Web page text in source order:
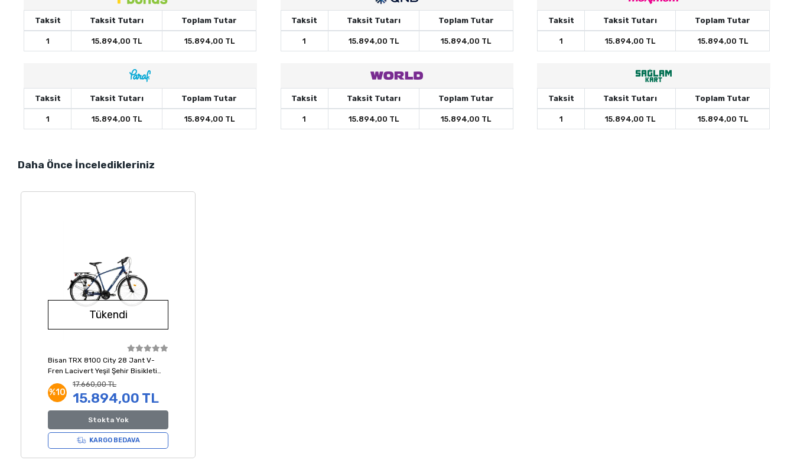
Taksit Taksit Tutarı Toplam Tutar
1 15.894,00 TL 15.894,00 TL
Taksit Taksit Tutarı Toplam Tutar
1 15.894,00 TL 15.894,00 TL
Taksit Taksit Tutarı Toplam Tutar
1 15.894,00 TL 15.894,00 TL
Taksit Taksit Tutarı Toplam Tutar
1 15.894,00 TL 15.894,00 TL
Taksit Taksit Tutarı Toplam Tutar
1 15.894,00 TL 15.894,00 TL
Taksit Taksit Tutarı Toplam Tutar
1 15.894,00 TL 15.894,00 TL
Daha Önce İnceledikleriniz
Tükendi
Bisan TRX 8100 City 28 Jant V-
Fren Lacivert Yeşil Şehir Bisikleti
54 Kadro
%10
17.660,00 TL
15.894,00 TL
Stokta Yok
KARGO BEDAVA